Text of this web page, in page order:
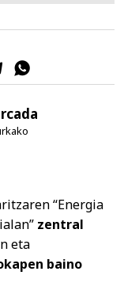
“Energia
zentral
eta
baino